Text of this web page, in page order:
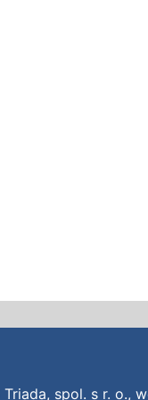
Triada, spol. s r. o.,